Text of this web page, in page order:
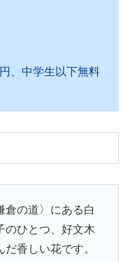
、中学生以下無料
倉の道〉にある白
のひとつ、好文木
香しい花です。